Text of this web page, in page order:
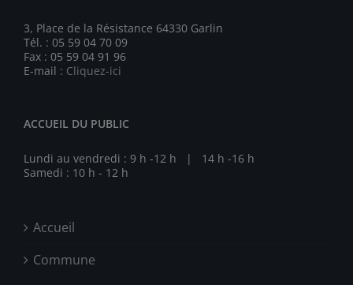
3, Place de la Résistance 64330 Garlin
Tél. : 05 59 04 70 09
Fax : 05 59 04 91 96
E-mail : Cliquez-ici
ACCUEIL DU PUBLIC
Lundi au vendredi : 9 h -12 h | 14 h -16 h
Samedi : 10 h - 12 h
Accueil
Commune